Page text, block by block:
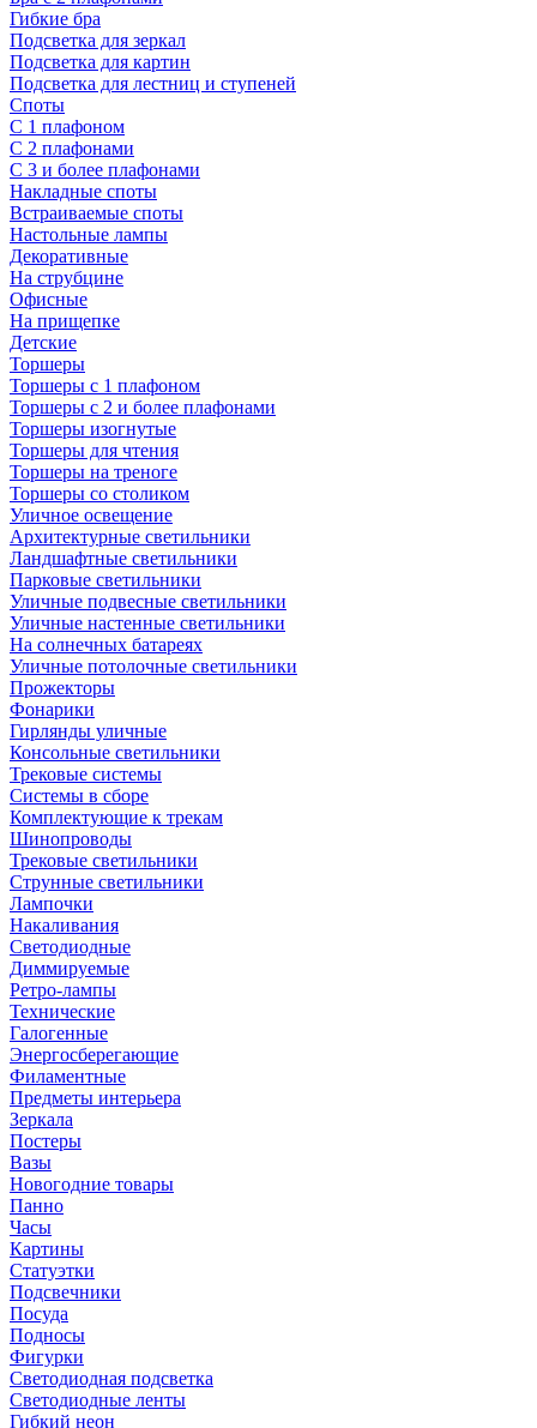
Гибкие бра
Подсветка для зеркал
Подсветка для картин
Подсветка для лестниц и ступеней
Споты
С 1 плафоном
С 2 плафонами
С 3 и более плафонами
Накладные споты
Встраиваемые споты
Настольные лампы
Декоративные
На струбцине
Офисные
На прищепке
Детские
Торшеры
Торшеры с 1 плафоном
Торшеры с 2 и более плафонами
Торшеры изогнутые
Торшеры для чтения
Торшеры на треноге
Торшеры со столиком
Уличное освещение
Архитектурные светильники
Ландшафтные светильники
Парковые светильники
Уличные подвесные светильники
Уличные настенные светильники
На солнечных батареях
Уличные потолочные светильники
Прожекторы
Фонарики
Гирлянды уличные
Консольные светильники
Трековые системы
Системы в сборе
Комплектующие к трекам
Шинопроводы
Трековые светильники
Струнные светильники
Лампочки
Накаливания
Светодиодные
Диммируемые
Ретро-лампы
Технические
Галогенные
Энергосберегающие
Филаментные
Предметы интерьера
Зеркала
Постеры
Вазы
Новогодние товары
Панно
Часы
Картины
Статуэтки
Подсвечники
Посуда
Подносы
Фигурки
Светодиодная подсветка
Светодиодные ленты
Гибкий неон